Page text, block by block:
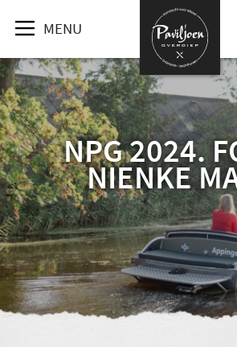
MENU
NPG 2024.
NIENKE